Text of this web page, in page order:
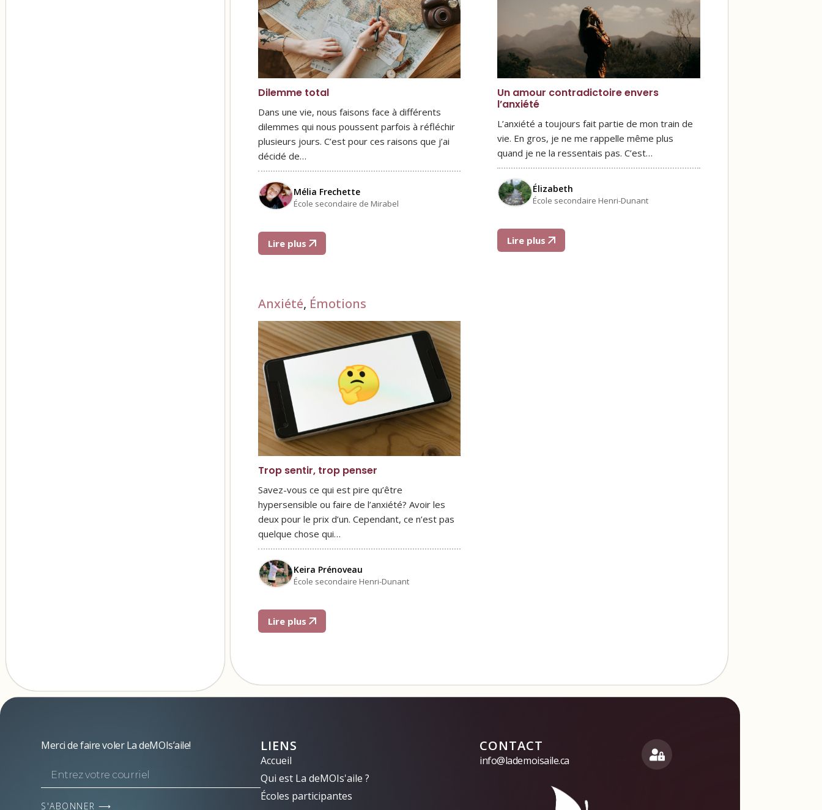
Dilemme total
Dans une vie, nous faisons face à différents
dilemmes qui nous poussent parfois à réfléchir
plusieurs jours. C’est pour ces raisons que j’ai
décidé de…
Mélia Frechette
École secondaire de Mirabel
Lire plus
Un amour contradictoire envers
l’anxiété
L’anxiété a toujours fait partie de mon train de
vie. En gros, je ne me rappelle même plus
quand je ne la ressentais pas. C’est…
Élizabeth
École secondaire Henri-Dunant
Lire plus
Anxiété, Émotions
Trop sentir, trop penser
Savez-vous ce qui est pire qu’être
hypersensible ou faire de l’anxiété? Avoir les
deux pour le prix d’un. Cependant, ce n’est pas
quelque chose qui…
Keira Prénoveau
École secondaire Henri-Dunant
Lire plus
Merci de faire voler La deMOIs’aile!
S'ABONNER ⟶
LIENS
Accueil
Qui est La deMOIs'aile ?
Écoles participantes
CONTACT
info@lademoisaile.ca